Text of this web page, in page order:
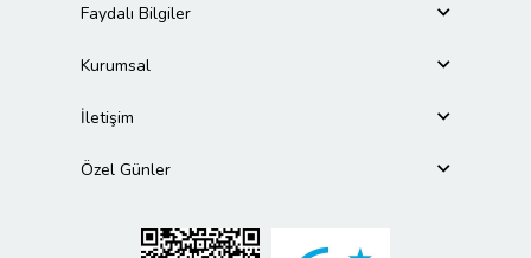
Faydalı Bilgiler
Kurumsal
İletişim
Özel Günler